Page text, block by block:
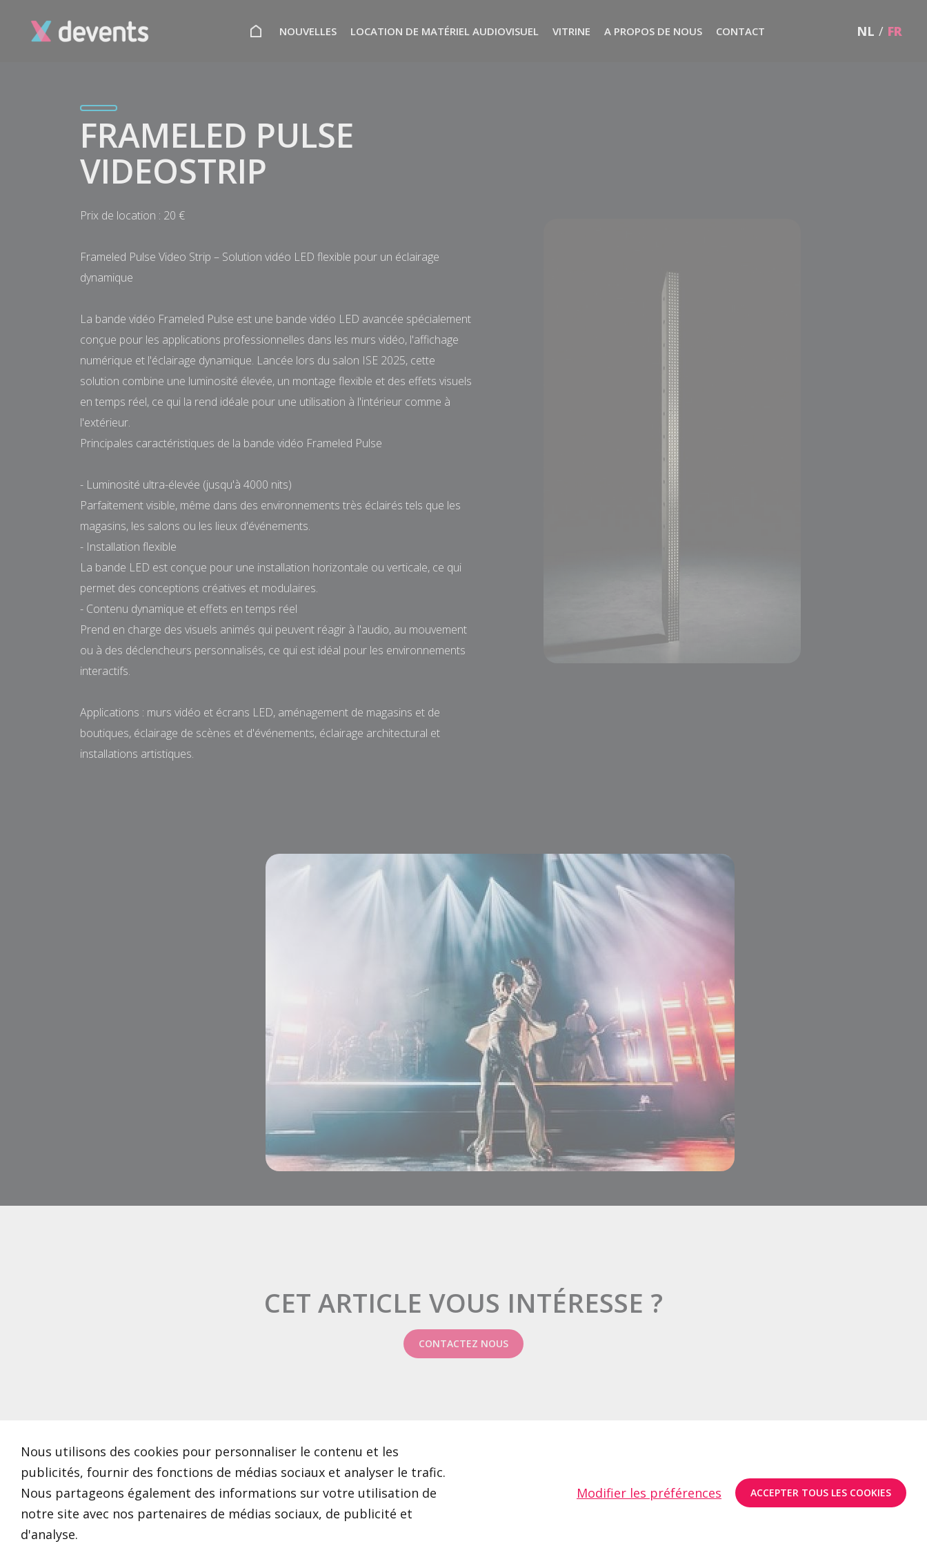
NOUVELLES LOCATION DE MATÉRIEL AUDIOVISUEL VITRINE A PROPOS DE NOUS CONTACT NL / FR
FRAMELED PULSE
VIDEOSTRIP
Prix de location : 20 €
Frameled Pulse Video Strip – Solution vidéo LED flexible pour un éclairage
dynamique
La bande vidéo Frameled Pulse est une bande vidéo LED avancée spécialement
conçue pour les applications professionnelles dans les murs vidéo, l'affichage
numérique et l'éclairage dynamique. Lancée lors du salon ISE 2025, cette
solution combine une luminosité élevée, un montage flexible et des effets visuels
en temps réel, ce qui la rend idéale pour une utilisation à l'intérieur comme à
l'extérieur.
Principales caractéristiques de la bande vidéo Frameled Pulse
- Luminosité ultra-élevée (jusqu'à 4000 nits)
Parfaitement visible, même dans des environnements très éclairés tels que les
magasins, les salons ou les lieux d'événements.
- Installation flexible
La bande LED est conçue pour une installation horizontale ou verticale, ce qui
permet des conceptions créatives et modulaires.
- Contenu dynamique et effets en temps réel
Prend en charge des visuels animés qui peuvent réagir à l'audio, au mouvement
ou à des déclencheurs personnalisés, ce qui est idéal pour les environnements
interactifs.
Applications : murs vidéo et écrans LED, aménagement de magasins et de
boutiques, éclairage de scènes et d'événements, éclairage architectural et
installations artistiques.
CET ARTICLE VOUS INTÉRESSE ?
CONTACTEZ NOUS
Nous utilisons des cookies pour personnaliser le contenu et les
publicités, fournir des fonctions de médias sociaux et analyser le trafic.
Nous partageons également des informations sur votre utilisation de
notre site avec nos partenaires de médias sociaux, de publicité et
d'analyse.
Modifier les préférences ACCEPTER TOUS LES COOKIES